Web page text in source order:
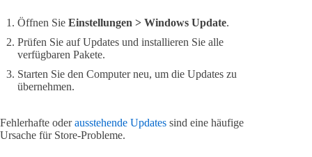
Öffnen Sie Einstellungen > Windows Update.
Prüfen Sie auf Updates und installieren Sie alle
verfügbaren Pakete.
Starten Sie den Computer neu, um die Updates zu
übernehmen.
Fehlerhafte oderausstehende Updates sind eine häufige
Ursache für Store-Probleme.